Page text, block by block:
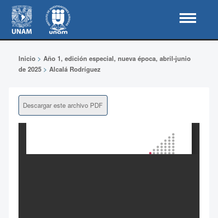
Inicio> Año 1, edición especial, nueva época, abril-junio
de 2025> Alcalá Rodríguez
Descargar este archivo PDF